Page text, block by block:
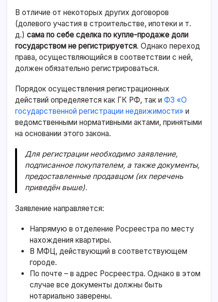
В отличие от некоторых других договоров
(долевого участия в строительстве, ипотеки и т.
д.)сама по себе сделка по купле-продаже доли
государством не регистрируется. Однако переход
права, осуществляющийся в соответствии с ней,
должен обязательно регистрироваться.
Порядок осуществления регистрационных
действий определяется как ГК РФ, так иФЗ «О
государственной регистрации недвижимости» и
ведомственными нормативными актами, принятыми
на основании этого закона.
Для регистрации необходимо заявление,
подписанное покупателем, а также документы,
предоставленные продавцом (их перечень
приведён выше).
Заявление направляется:
Напрямую в отделение Росреестра по месту
нахождения квартиры.
В МФЦ, действующий в соответствующем
городе.
По почте – в адрес Росреестра. Однако в этом
случае все документы должны быть
нотариально заверены.